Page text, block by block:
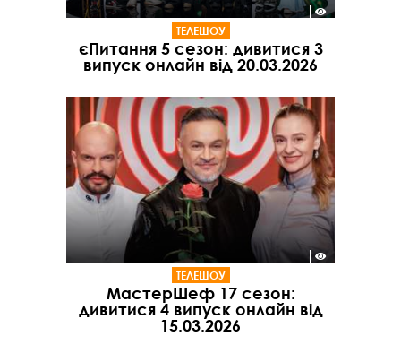
ТЕЛЕШОУ
єПитання 5 сезон: дивитися 3
випуск онлайн від 20.03.2026
ТЕЛЕШОУ
МастерШеф 17 сезон:
дивитися 4 випуск онлайн від
15.03.2026